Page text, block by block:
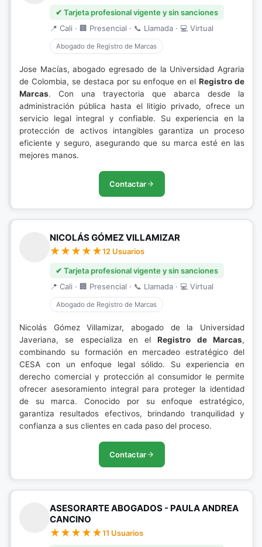
✔ Tarjeta profesional vigente y sin sanciones
📍 Cali · 🏢 Presencial · 📞 Llamada · 💻 Virtual
Abogado de Registro de Marcas
Jose Macías, abogado egresado de la Universidad Agraria
de Colombia, se destaca por su enfoque en elRegistro de
Marcas. Con una trayectoria que abarca desde la
administración pública hasta el litigio privado, ofrece un
servicio legal integral y confiable. Su experiencia en la
protección de activos intangibles garantiza un proceso
eficiente y seguro, asegurando que su marca esté en las
mejores manos.
Contactar
NICOLÁS GÓMEZ VILLAMIZAR
12 Usuarios
✔ Tarjeta profesional vigente y sin sanciones
📍 Cali · 🏢 Presencial · 📞 Llamada · 💻 Virtual
Abogado de Registro de Marcas
Nicolás Gómez Villamizar, abogado de la Universidad
Javeriana, se especializa en elRegistro de Marcas,
combinando su formación en mercadeo estratégico del
CESA con un enfoque legal sólido. Su experiencia en
derecho comercial y protección al consumidor le permite
ofrecer asesoramiento integral para proteger la identidad
de su marca. Conocido por su enfoque estratégico,
garantiza resultados efectivos, brindando tranquilidad y
confianza a sus clientes en cada paso del proceso.
Contactar
ASESORARTE ABOGADOS - PAULA ANDREA
CANCINO
11 Usuarios